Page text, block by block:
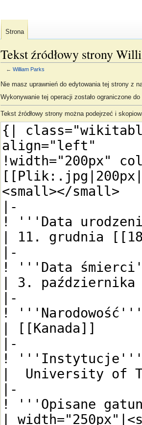
Tekst źródłowy strony
← William Parks
Nie masz uprawnień do edytowania tej strony z
Wykonywanie tej operacji zostało ograniczone
Tekst źródłowy strony można podejrzeć i
Strona